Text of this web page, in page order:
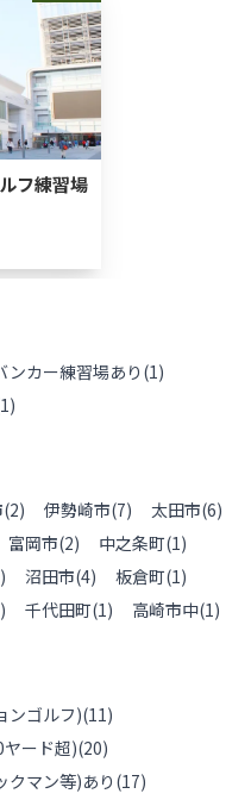
フ練習場
ンカー練習場あり (1)
1)
(2) 伊勢崎市(7) 太田市(6)
富岡市(2) 中之条町(1)
) 沼田市(4) 板倉町(1)
) 千代田町(1) 高崎市中(1)
ンゴルフ)(11)
ード超)(20)
クマン等)あり (17)